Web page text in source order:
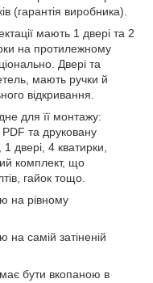
(гарантія виробника).
мають 1 двері та 2
на протилежному
Двері та
мають ручки й
відкривання.
для її монтажу:
та друковану
двері, 4 кватирки,
комплект, що
гайок тощо.
на рівному
самій затіненій
бути вкопаною в